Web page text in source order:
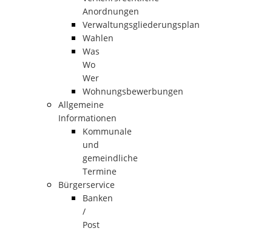
Anordnungen
Verwaltungsgliederungsplan
Wahlen
Was
Wo
Wer
Wohnungsbewerbungen
Allgemeine
Informationen
Kommunale
und
gemeindliche
Termine
Bürgerservice
Banken
/
Post